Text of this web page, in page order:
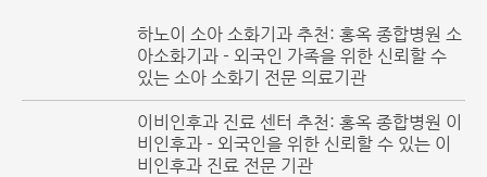
하노이 소아 소화기과 추천: 홍옥 종합병원 소
아소화기과 - 외국인 가족을 위한 신뢰할 수
있는 소아 소화기 전문 의료기관
이비인후과 진료 센터 추천: 홍옥 종합병원 이
비인후과 - 외국인을 위한 신뢰할 수 있는 이
비인후과 진료 전문 기관